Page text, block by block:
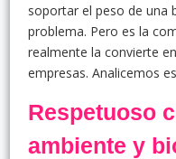
soportar el peso de una
problema. Pero es la
realmente la convierte
empresas. Analicemos
Respetuoso
ambiente y